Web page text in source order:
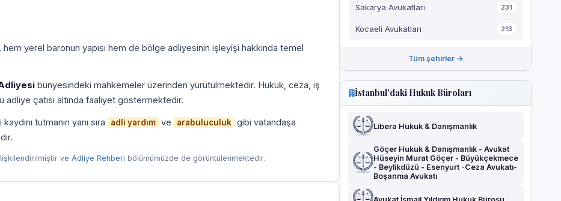
yerel baronun yapısı hem de bölge adliyesinin işleyişi hakkında temel
bünyesindeki mahkemeler üzerinden yürütülmektedir. Hukuk, ceza, iş
adliye çatısı altında faaliyet göstermektedir.
tutmanın yanı sıra adli yardım ve arabuluculuk gibi vatandaşa
ve Adliye Rehberi bölümümüzde de görüntülenmektedir.
Sakarya Avukatları 231
Kocaeli Avukatları 213
Tüm şehirler →
İstanbul'daki Hukuk Büroları
Libera Hukuk & Danışmanlık
Göçer Hukuk & Danışmanlık - Avukat
Hüseyin Murat Göçer - Büyükçekmece
- Beylikdüzü - Esenyurt -Ceza Avukatı-
Boşanma Avukatı
Avukat İsmail Yıldırım Hukuk Bürosu